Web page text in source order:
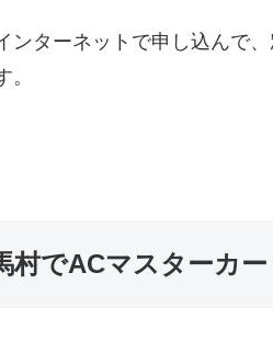
ンターネットで申し込んで
。
村でACマスターカ